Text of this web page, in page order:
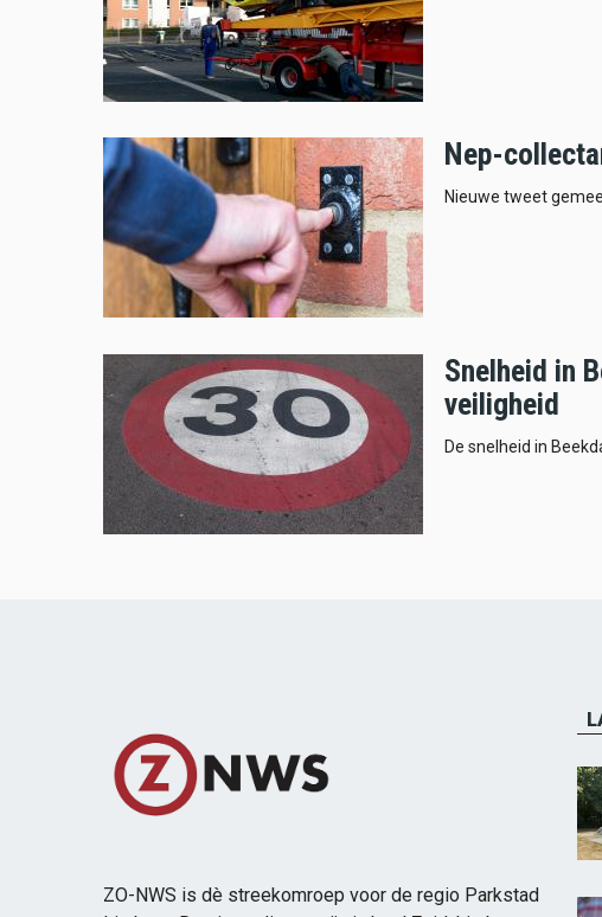
Nep-
Nieuwe tweet
Snelheid in
veiligheid
De snelheid in
ZO-NWS is dè streekomroep voor de regio Parkstad